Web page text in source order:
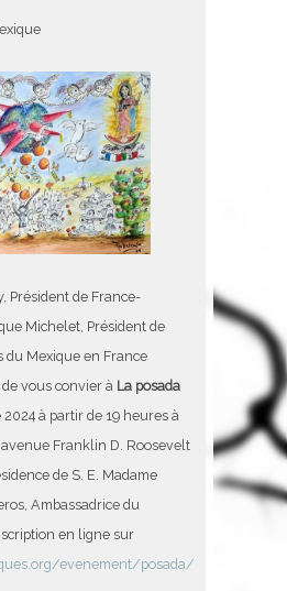
Président de France-
Michelet, Président de
du Mexique en France
vous convier à La posada
à partir de 19 heures à
Franklin D. Roosevelt
de S. E. Madame
Ambassadrice du
en ligne sur
evenement/posada/